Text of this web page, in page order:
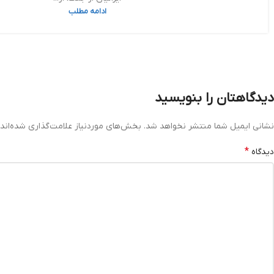
ادامه مطلب
دیدگاهتان را بنویسید
نشانی ایمیل شما منتشر نخواهد شد. بخش‌های موردنیاز علامت‌گذاری
دیدگاه *